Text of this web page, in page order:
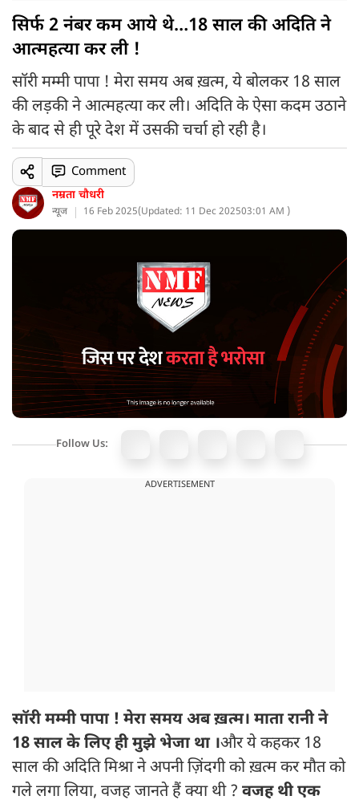
सिर्फ 2 नंबर कम आये थे…18 साल की अदिति ने
आत्महत्या कर ली !
सॉरी मम्मी पापा ! मेरा समय अब ख़त्म, ये बोलकर 18 साल
की लड़की ने आत्महत्या कर ली। अदिति के ऐसा कदम उठाने
के बाद से ही पूरे देश में उसकी चर्चा हो रही है।
नम्रता चौधरी
न्यूज 16 Feb 2025(Updated: 11 Dec 202503:01 AM )
Comment
Follow Us:
ADVERTISEMENT
सॉरी मम्मी पापा ! मेरा समय अब ख़त्म। माता रानी ने
18 साल के लिए ही मुझे भेजा था ।और ये कहकर 18
साल की अदिति मिश्रा ने अपनी ज़िंदगी को ख़त्म कर मौत को
गले लगा लिया, वजह जानते हैं क्या थी ? वजह थी एक